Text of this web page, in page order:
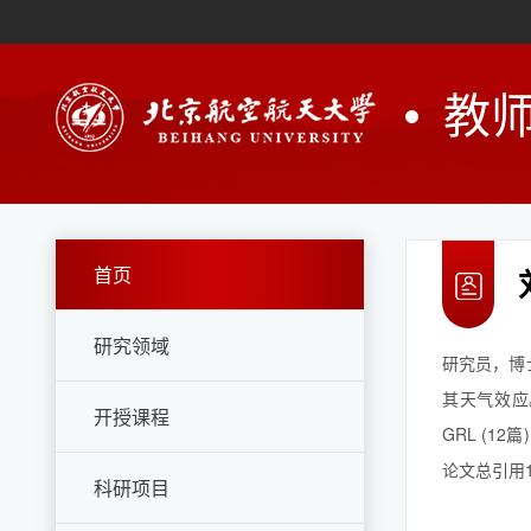
教
首页
研究领域
开授课程
科研项目
研究员，
其天气效
GRL (12篇
论文总引用